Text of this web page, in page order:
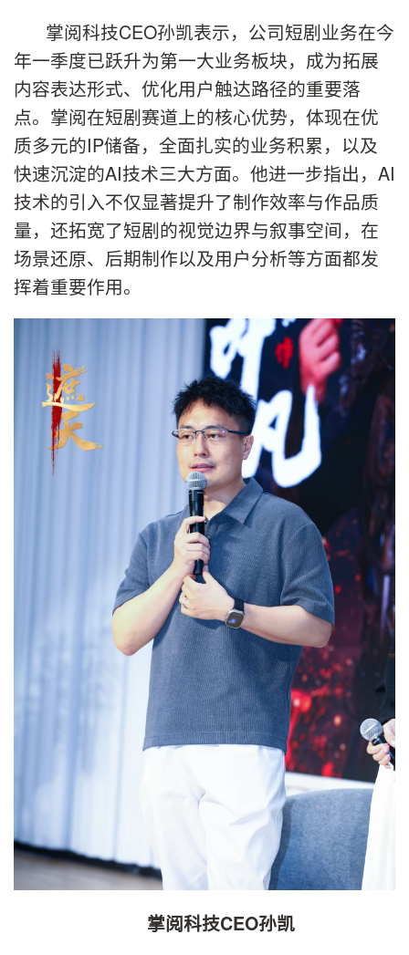
掌阅科技CEO孙凯表示，公司短剧业务在今
年一季度已跃升为第一大业务板块，成为拓展
内容表达形式、优化用户触达路径的重要落
点。掌阅在短剧赛道上的核心优势，体现在优
质多元的IP储备，全面扎实的业务积累，以及
快速沉淀的AI技术三大方面。他进一步指出，AI
技术的引入不仅显著提升了制作效率与作品质
量，还拓宽了短剧的视觉边界与叙事空间，在
场景还原、后期制作以及用户分析等方面都发
挥着重要作用。
掌阅科技CEO孙凯